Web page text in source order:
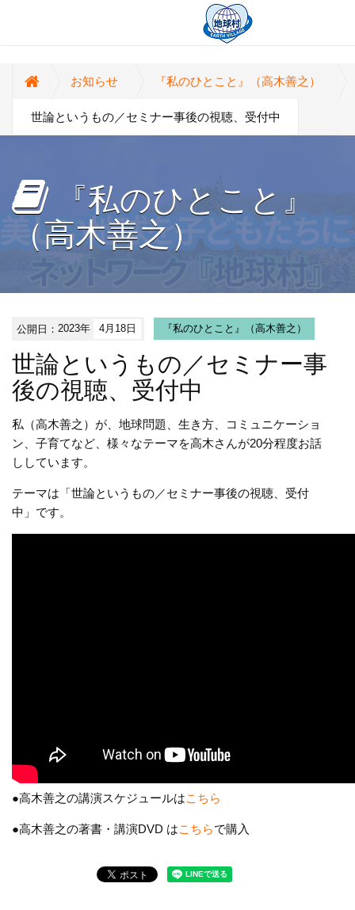
お知らせ 『私のひとこと』（高木善之）
世論というもの／セミナー事後の視聴、受付中
『私のひとこと』
（高木善之）
公開日：2023年 4月18日 『私のひとこと』（高木善之）
世論というもの／セミナー事
後の視聴、受付中
私（高木善之）が、地球問題、生き方、コミュニケーショ
ン、子育てなど、様々なテーマを高木さんが20分程度お話
ししています。
テーマは「世論というもの／セミナー事後の視聴、受付
中」です。
●高木善之の講演スケジュールはこちら
●高木善之の著書・講演DVD はこちらで購入